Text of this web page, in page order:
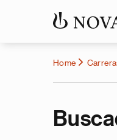
Home